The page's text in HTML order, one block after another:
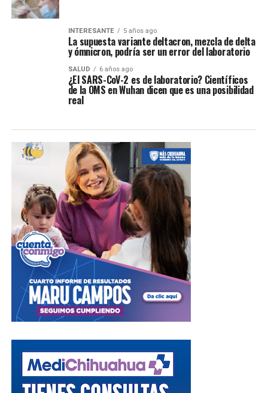
INTERESANTE 5 años ago
La supuesta variante deltacron, mezcla de delta
y ómnicron, podría ser un error del laboratorio
SALUD 6 años ago
¿El SARS-CoV-2 es de laboratorio? Científicos
de la OMS en Wuhan dicen que es una posibilidad
real